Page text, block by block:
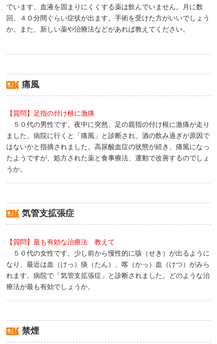
でいます。血液を固まりにくくする薬は飲んでいません。月に数
回、４０分間ぐらい症状が出ます。手術を受けた方がいいでしょう
か。また、新しい薬や治療法などがあれば教えてください。
痛風
【質問】足指の付け根に激痛
５０代の男性です。夜中に突然、足の親指の付け根に激痛が走り
ました。病院に行くと「痛風」と診断され、酒の飲み過ぎが原因で
はないかと指摘されました。高尿酸血症の状態が続き、痛風になっ
たようですが、処方された薬と食事療法、運動で改善するのでしょ
うか。
気管支拡張症
【質問】最も有効な治療法 教えて
５０代の女性です。少し前から慢性的に咳（せき）が出るように
なり、最近は血（けっ）痰（たん）、喀（かっ）血（けつ）がみら
れます。病院で「気管支拡張症」と診断されました。どのような治
療法が最も有効でしょうか。
禁煙